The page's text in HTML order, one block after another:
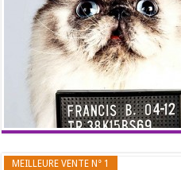
MEILLEURE VENTE N° 1